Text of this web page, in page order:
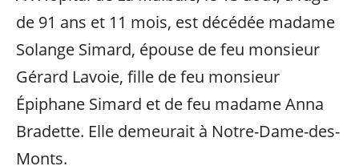
de 91 ans et 11 mois, est décédée madame
Solange Simard, épouse de feu monsieur
Gérard Lavoie, fille de feu monsieur
Épiphane Simard et de feu madame Anna
Bradette. Elle demeurait à Notre-Dame-des-
Monts.